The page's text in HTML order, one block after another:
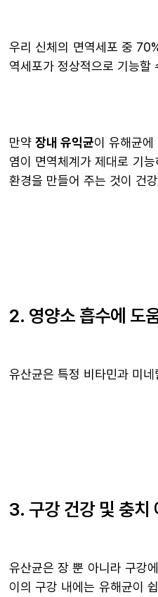
우리 신체의 면역세포 중
역세포가 정상적으로 기능할
만약 장내 유익균이 유해균
염이 면역체계가 제대로 기
환경을 만들어 주는 것이 건
2. 영양소 흡수에 도
유산균은 특정 비타민과 미
3. 구강 건강 및 충치
유산균은 장 뿐 아니라 구강
이의 구강 내에는 유해균이